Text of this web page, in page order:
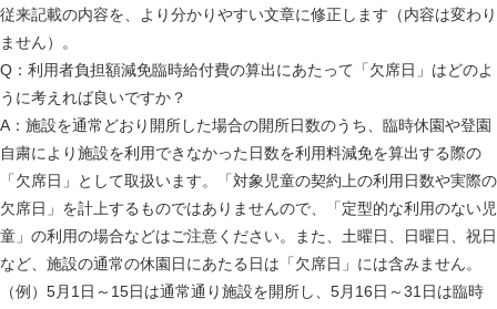
従来記載の内容を、より分かりやすい文章に修正します（内容は変わり
ません）。
Q：利用者負担額減免臨時給付費の算出にあたって「欠席日」はどのよ
うに考えれば良いですか？
A：施設を通常どおり開所した場合の開所日数のうち、臨時休園や登園
自粛により施設を利用できなかった日数を利用料減免を算出する際の
「欠席日」として取扱います。「対象児童の契約上の利用日数や実際の
欠席日」を計上するものではありませんので、「定型的な利用のない児
童」の利用の場合などはご注意ください。また、土曜日、日曜日、祝日
など、施設の通常の休園日にあたる日は「欠席日」には含みません。
（例）5月1日～15日は通常通り施設を開所し、5月16日～31日は臨時